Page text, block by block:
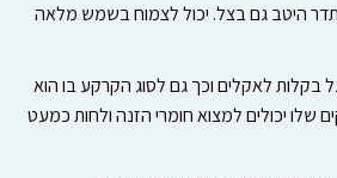
היטב גם בצל. יכול לצמוח בשמש מלאה
בקלות לאקלים וכך גם לסוג הקרקע בו הוא
שלו יכולים למצוא חומרי הזנה ולחות כמעט